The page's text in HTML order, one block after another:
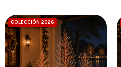
COLECCIÓN 2026